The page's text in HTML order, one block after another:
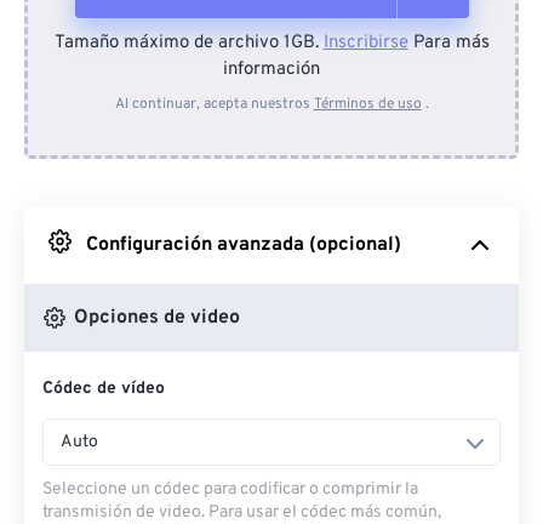
Desde el dispositivo
Desde Google Drive
Desde OneDrive
Desde URL
Tamaño máximo de archivo 1GB.InscribirsePara más
información
Al continuar, acepta nuestros Términos de uso .
Configuración avanzada (opcional)
Opciones de video
Códec de vídeo
Auto
Seleccione un códec para codificar o comprimir la
transmisión de video. Para usar el códec más común,